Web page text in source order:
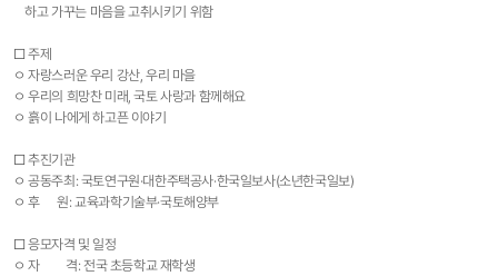
하고 가꾸는 마음을 고취시키기 위함
□ 주제
ㅇ 자랑스러운 우리 강산, 우리 마을
ㅇ 우리의 희망찬 미래, 국토 사랑과 함께해요
ㅇ 흙이 나에게 하고픈 이야기
□ 추진기관
ㅇ 공동주최: 국토연구원·대한주택공사·한국일보사(소년한국일보)
ㅇ 후 원: 교육과학기술부·국토해양부
□ 응모자격 및 일정
ㅇ 자 격: 전국 초등학교 재학생